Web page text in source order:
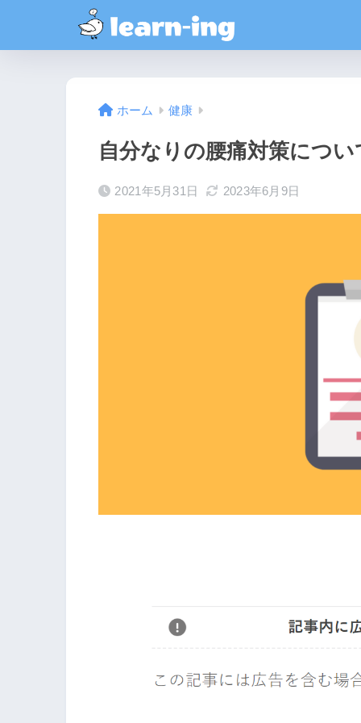
ホーム 健康
自分なりの腰痛対策につ
2021年5月31日 2023年6月9日